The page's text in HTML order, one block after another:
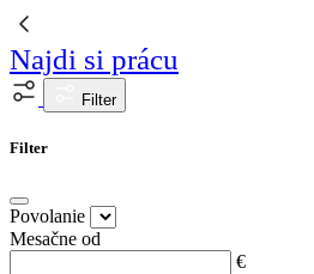
Najdi si prácu
Filter
Filter
Povolanie
Mesačne od
€